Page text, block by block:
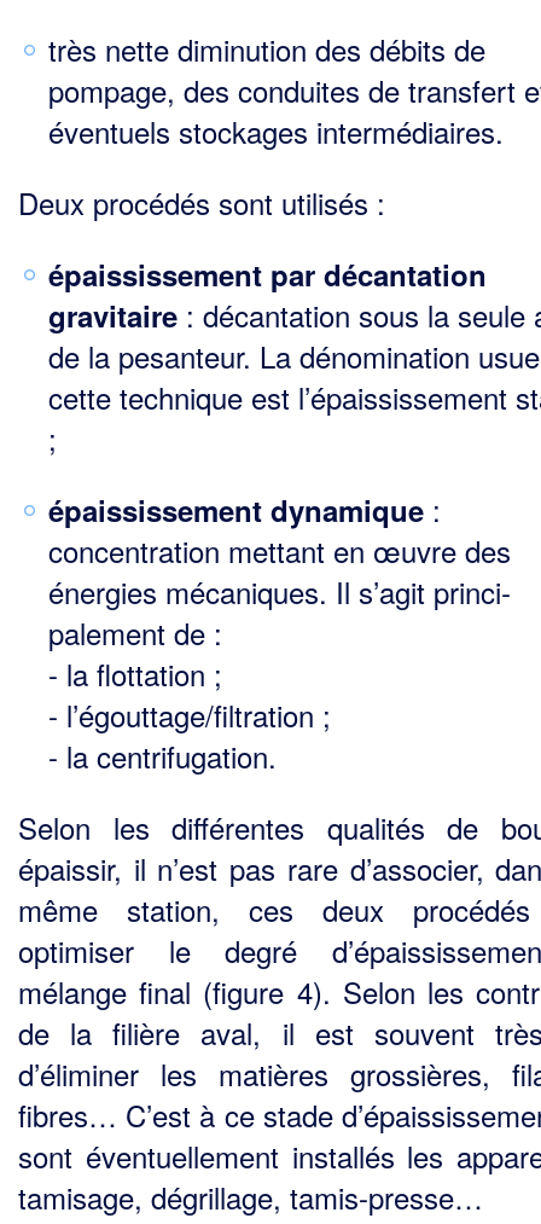
très nette diminution des débits de
pompage, des conduites de transfert
éventuels stockages intermédiaires.
Deux procédés sont utilisés :
épaississement par décantation
gravitaire : décantation sous la seule
de la pesanteur. La déno­mination
cette technique est l’épaississement
;
épaississement dynamique :
concentration mettant en œuvre des
énergies mécaniques. Il s’agit princi­
palement de :
- la flottation ;
- l’égouttage/filtration ;
- la centrifugation.
Selon les différentes qualités de
épaissir, il n’est pas rare d’associer,
même station, ces deux
optimiser le degré
mélange final (figure 4). Selon les
de la filière aval, il est souvent
d’éliminer les matières grossières,
fibres… C’est à ce stade
sont éventuellement installés les
tamisage, dégrillage, tamis-presse…